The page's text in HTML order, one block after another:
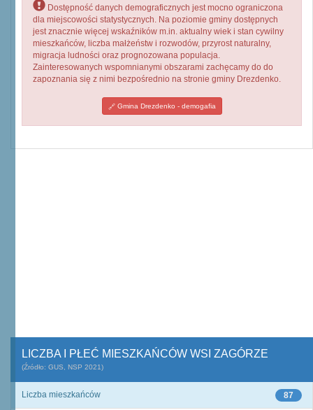
Dostępność danych demograficznych jest mocno ograniczona
dla miejscowości statystycznych. Na poziomie gminy dostępnych
jest znacznie więcej wskaźników m.in. aktualny wiek i stan cywilny
mieszkańców, liczba małżeństw i rozwodów, przyrost naturalny,
migracja ludności oraz prognozowana populacja.
Zainteresowanych wspomnianymi obszarami zachęcamy do do
zapoznania się z nimi bezpośrednio na stronie gminy Drezdenko.
Gmina Drezdenko - demogafia
LICZBA I PŁEĆ MIESZKAŃCÓW WSI ZAGÓRZE
(Źródło: GUS, NSP 2021)
87
Liczba mieszkańców